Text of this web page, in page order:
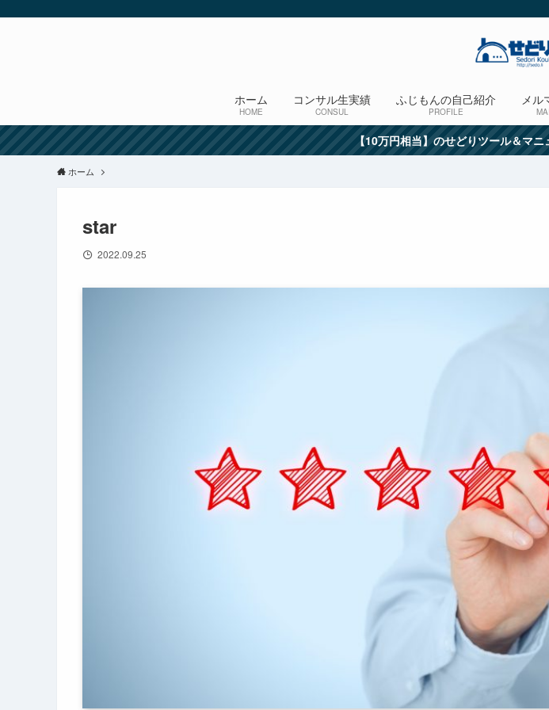
ホーム
HOME
コンサル生実績
CONSUL
ふじもんの自己紹介
PROFILE
メル
【10万円相当】のせどりツール＆マ
ホーム
star
2022.09.25